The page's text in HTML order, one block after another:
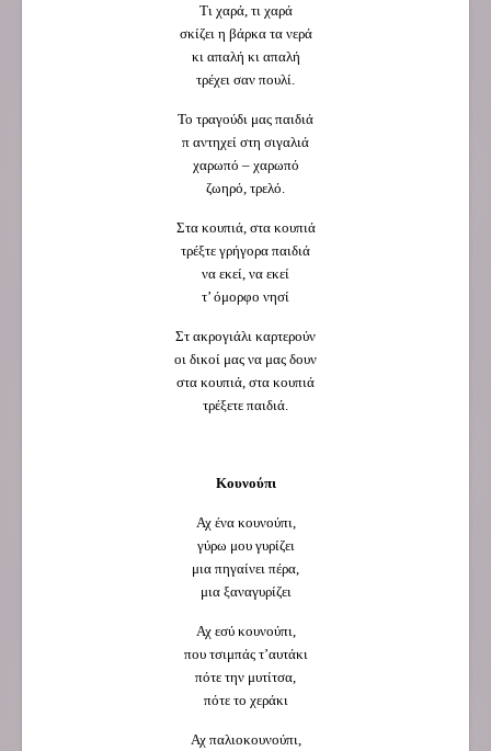
Τι χαρά, τι χαρά
σκίζει η βάρκα τα νερά
κι απαλή κι απαλή
τρέχει σαν πουλί.
Το τραγούδι μας παιδιά
π αντηχεί στη σιγαλιά
χαρωπό – χαρωπό
ζωηρό, τρελό.
Στα κουπιά, στα κουπιά
τρέξτε γρήγορα παιδιά
να εκεί, να εκεί
τ’ όμορφο νησί
Στ ακρογιάλι καρτερούν
οι δικοί μας να μας δουν
στα κουπιά, στα κουπιά
τρέξετε παιδιά.
Κουνούπι
Αχ ένα κουνούπι,
γύρω μου γυρίζει
μια πηγαίνει πέρα,
μια ξαναγυρίζει
Αχ εσύ κουνούπι,
που τσιμπάς τ’αυτάκι
πότε την μυτίτσα,
πότε το χεράκι
Αχ παλιοκουνούπι,